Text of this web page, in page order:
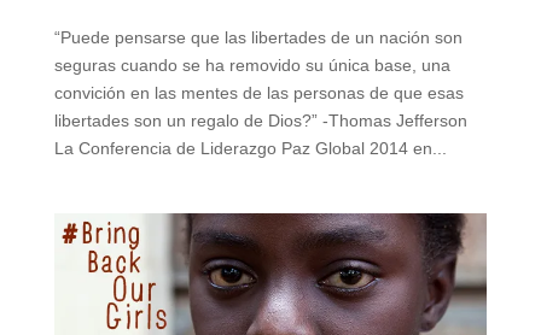
“Puede pensarse que las libertades de un nación son
seguras cuando se ha removido su única base, una
convición en las mentes de las personas de que esas
libertades son un regalo de Dios?” -Thomas Jefferson
La Conferencia de Liderazgo Paz Global 2014 en...